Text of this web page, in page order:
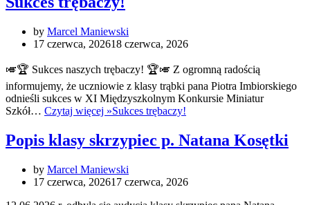
by Marcel Maniewski
17 czerwca, 202618 czerwca, 2026
🎺🏆 Sukces naszych trębaczy! 🏆🎺 Z ogromną radością
informujemy, że uczniowie z klasy trąbki pana Piotra Imbiorskiego
odnieśli sukces w XI Międzyszkolnym Konkursie Miniatur
Szkół… Czytaj więcej »Sukces trębaczy!
Popis klasy skrzypiec p. Natana Kosętki
by Marcel Maniewski
17 czerwca, 202617 czerwca, 2026